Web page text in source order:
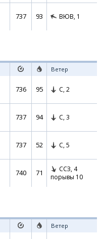
737 93 ВЮВ, 1
Ветер
736 95 С, 2
737 94 С, 3
737 52 С, 5
740 71 ССЗ, 4
порывы 10
Ветер